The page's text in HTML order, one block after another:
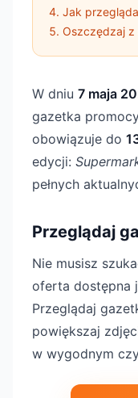
Jak
Oszczędzaj
W dniu 7 maja
gazetka
obowiązuje do
edycji:
pełnych
Przeglądaj
Nie musisz
oferta dostępna
Przeglądaj
powiększaj
w wygodnym